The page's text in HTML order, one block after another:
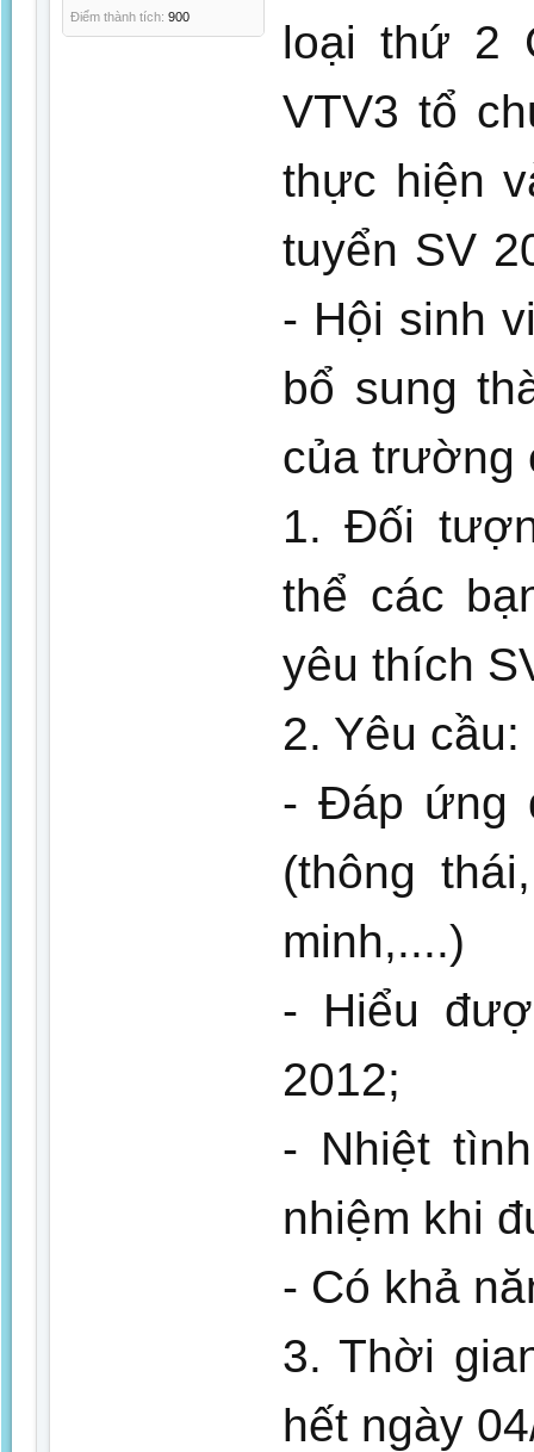
Điểm thành tích: 900
loại thứ 2
VTV3 tổ
thực hiện
tuyển SV
- Hội sinh
bổ sung
của trường
1. Đối
thể các
yêu thích
2. Yêu cầu:
- Đáp ứng
(thông
minh,....)
- Hiểu
2012;
- Nhiệt
nhiệm khi
- Có khả
3. Thời
hết ngày